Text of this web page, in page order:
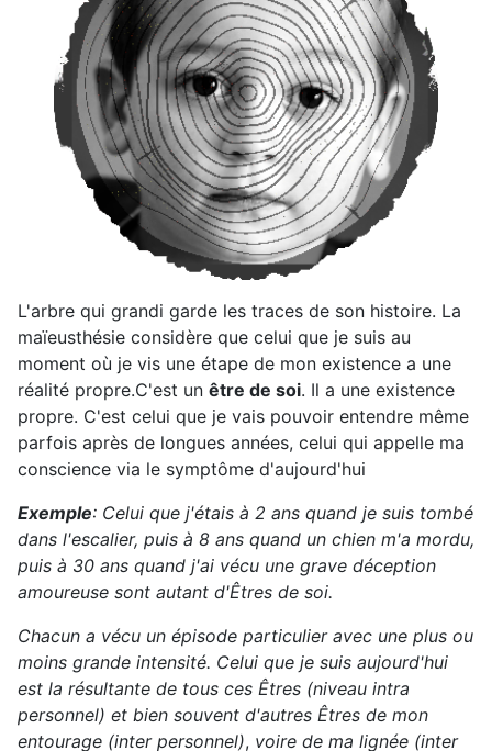
L'arbre qui grandi garde les traces de son histoire. La
maïeusthésie considère que celui que je suis au
moment où je vis une étape de mon existence a une
réalité propre.C'est un être de soi. Il a une existence
propre. C'est celui que je vais pouvoir entendre même
parfois après de longues années, celui qui appelle ma
conscience via le symptôme d'aujourd'hui
Exemple: Celui que j'étais à 2 ans quand je suis tombé
dans l'escalier, puis à 8 ans quand un chien m'a mordu,
puis à 30 ans quand j'ai vécu une grave déception
amoureuse sont autant d'Êtres de soi.
Chacun a vécu un épisode particulier avec une plus ou
moins grande intensité. Celui que je suis aujourd'hui
est la résultante de tous ces Êtres (niveau intra
personnel) et bien souvent d'autres Êtres de mon
entourage (inter personnel), voire de ma lignée (inter